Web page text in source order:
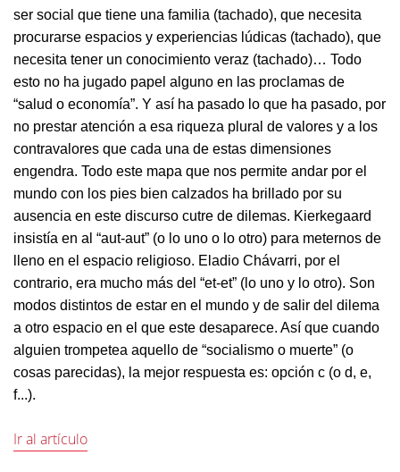
ser social que tiene una familia (tachado), que necesita
procurarse espacios y experiencias lúdicas (tachado), que
necesita tener un conocimiento veraz (tachado)… Todo
esto no ha jugado papel alguno en las proclamas de
“salud o economía”. Y así ha pasado lo que ha pasado, por
no prestar atención a esa riqueza plural de valores y a los
contravalores que cada una de estas dimensiones
engendra. Todo este mapa que nos permite andar por el
mundo con los pies bien calzados ha brillado por su
ausencia en este discurso cutre de dilemas. Kierkegaard
insistía en al “aut-aut” (o lo uno o lo otro) para meternos de
lleno en el espacio religioso. Eladio Chávarri, por el
contrario, era mucho más del “et-et” (lo uno y lo otro). Son
modos distintos de estar en el mundo y de salir del dilema
a otro espacio en el que este desaparece. Así que cuando
alguien trompetea aquello de “socialismo o muerte” (o
cosas parecidas), la mejor respuesta es: opción c (o d, e,
f...).
Ir al artículo